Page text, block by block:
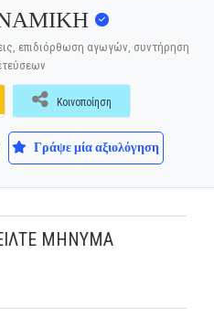
επιδιόρθωση αγωγών, συντήρηση
Κοινοποίηση
Γράψε μία αξιολόγηση
ΜΗΝΥΜΑ